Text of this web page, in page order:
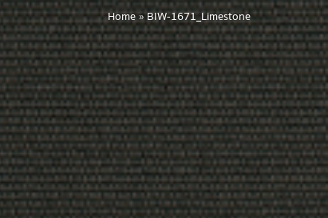
Home»BIW-1671_Limestone